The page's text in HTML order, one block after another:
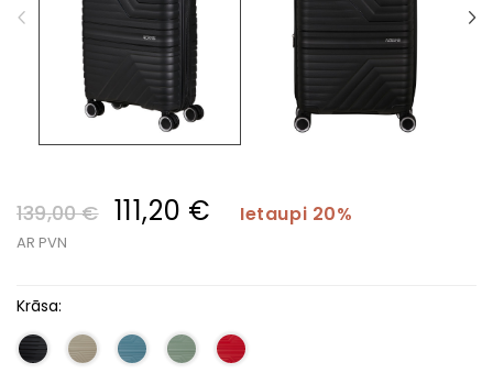
139,00 € 111,20 € Ietaupi 20%
AR PVN
Krāsa: